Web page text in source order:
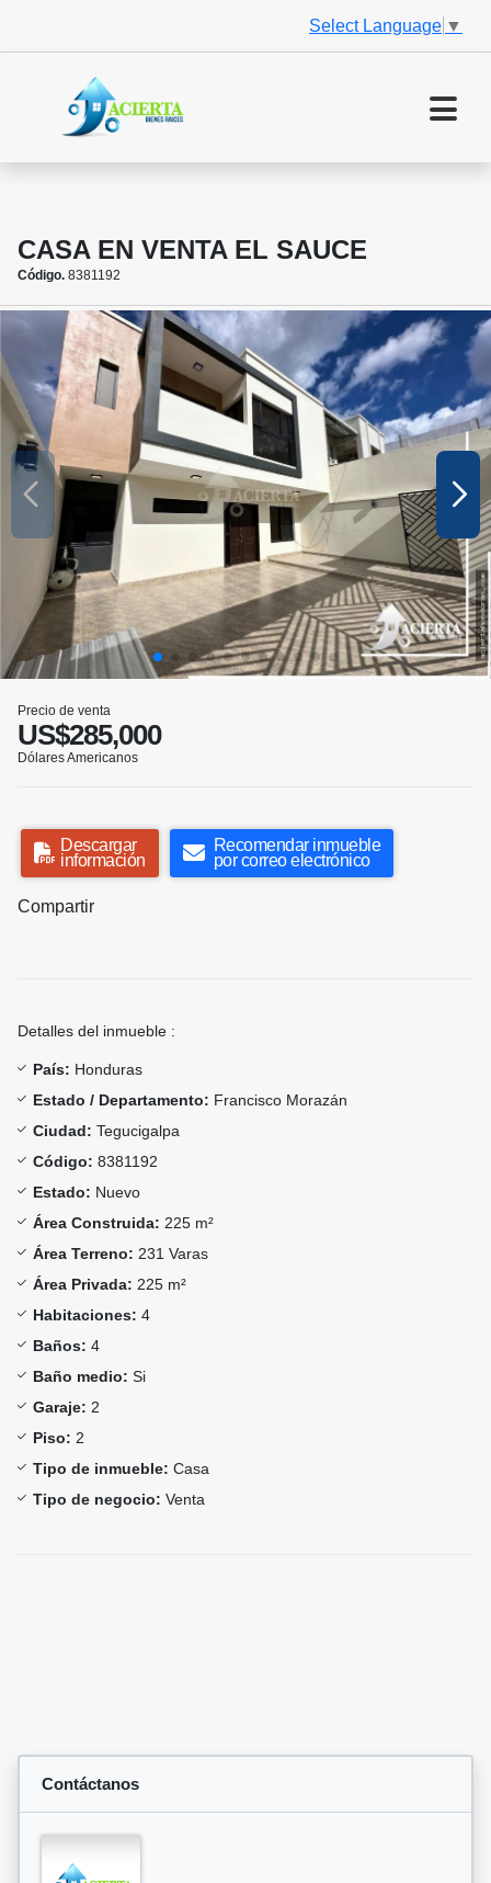
Select Language ▼
CASA EN VENTA EL SAUCE
Código. 8381192
Precio de venta
US$285,000
Dólares Americanos
Descargar
información
Recomendar inmueble
por correo electrónico
Compartir
Detalles del inmueble :
País: Honduras
Estado / Departamento: Francisco Morazán
Ciudad: Tegucigalpa
Código: 8381192
Estado: Nuevo
Área Construida: 225 m²
Área Terreno: 231 Varas
Área Privada: 225 m²
Habitaciones: 4
Baños: 4
Baño medio: Si
Garaje: 2
Piso: 2
Tipo de inmueble: Casa
Tipo de negocio: Venta
Contáctanos